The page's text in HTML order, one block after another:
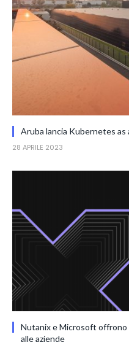
Aruba lancia Kubernetes as
28 APRILE 2023
Nutanix e Microsoft
alle aziende